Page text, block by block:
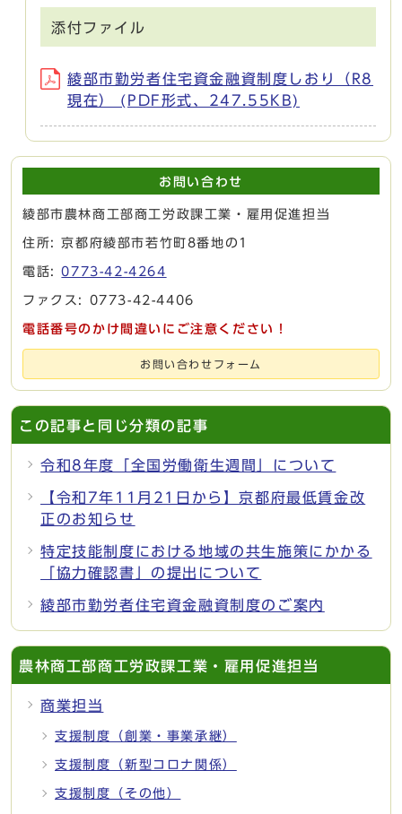
添付ファイル
綾部市勤労者住宅資金融資制度しおり（R8
現在） (PDF形式、247.55KB)
お問い合わせ
綾部市農林商工部商工労政課工業・雇用促進担当
住所: 京都府綾部市若竹町8番地の1
電話:0773-42-4264
ファクス: 0773-42-4406
電話番号のかけ間違いにご注意ください！
お問い合わせフォーム
この記事と同じ分類の記事
令和8年度「全国労働衛生週間」について
【令和7年11月21日から】京都府最低賃金改
正のお知らせ
特定技能制度における地域の共生施策にかかる
「協力確認書」の提出について
綾部市勤労者住宅資金融資制度のご案内
農林商工部商工労政課工業・雇用促進担当
商業担当
支援制度（創業・事業承継）
支援制度（新型コロナ関係）
支援制度（その他）